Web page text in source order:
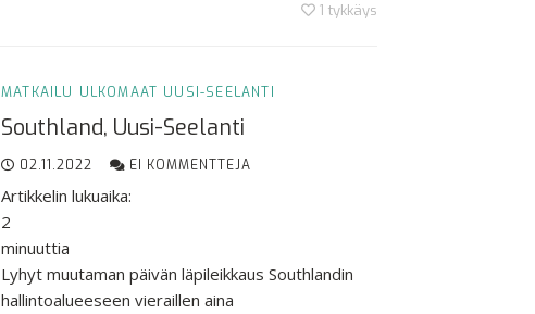
1 tykkäys
MATKAILU ULKOMAAT UUSI-SEELANTI
Southland, Uusi-Seelanti
02.11.2022 EI KOMMENTTEJA
Artikkelin lukuaika:
2
minuuttia
Lyhyt muutaman päivän läpileikkaus Southlandin
hallintoalueeseen vieraillen aina